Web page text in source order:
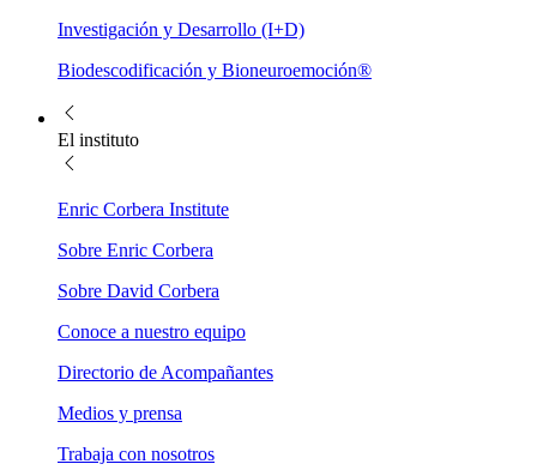
Investigación y Desarrollo (I+D)
Biodescodificación y Bioneuroemoción®
El instituto
Enric Corbera Institute
Sobre Enric Corbera
Sobre David Corbera
Conoce a nuestro equipo
Directorio de Acompañantes
Medios y prensa
Trabaja con nosotros